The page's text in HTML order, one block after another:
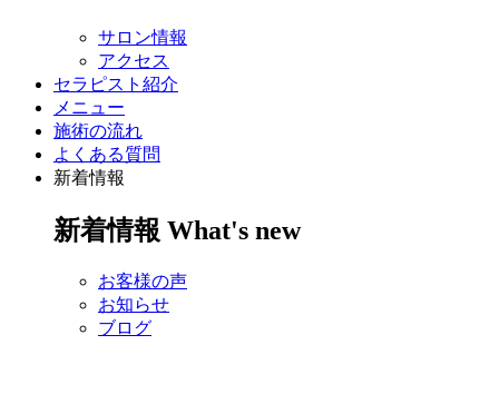
サロン情報
アクセス
セラピスト紹介
メニュー
施術の流れ
よくある質問
新着情報
新着情報 What's new
お客様の声
お知らせ
ブログ